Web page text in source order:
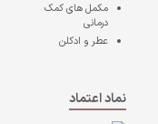
مکمل های کمک
درمانی
عطر و ادکلن
نماد اعتماد